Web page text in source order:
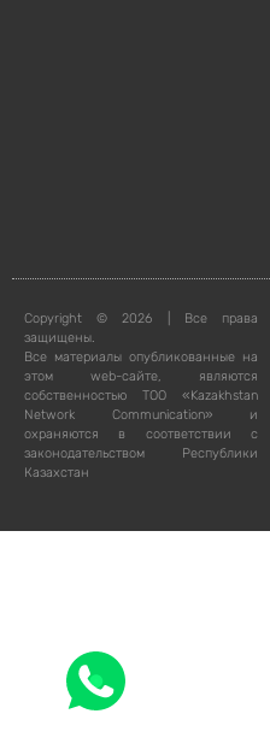
Copyright © 2026 | Все права
защищены.
Все материалы опубликованные на
этом web-сайте, являются
собственностью ТОО «Kazakhstan
Network Communication» и
охраняются в соответствии с
законодательством Республики
Казахстан